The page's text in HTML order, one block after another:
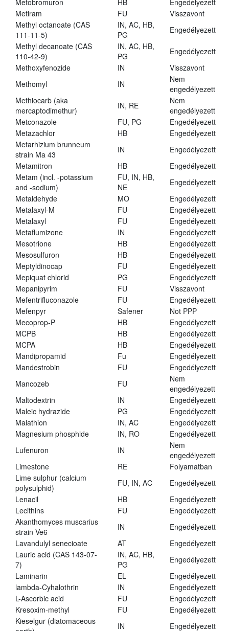
Metobromuron
HB
Engedélyezett
Metiram
FU
Visszavont
Methyl octanoate (CAS
111-11-5)
IN, AC, HB,
PG
Engedélyezett
Methyl decanoate (CAS
110-42-9)
IN, AC, HB,
PG
Engedélyezett
Methoxyfenozide
IN
Visszavont
Methomyl
IN
Nem
engedélyezett
Methiocarb (aka
mercaptodimethur)
IN, RE
Nem
engedélyezett
Metconazole
FU, PG
Engedélyezett
Metazachlor
HB
Engedélyezett
Metarhizium brunneum
strain Ma 43
IN
Engedélyezett
Metamitron
HB
Engedélyezett
Metam (incl. -potassium
and -sodium)
FU, IN, HB,
NE
Engedélyezett
Metaldehyde
MO
Engedélyezett
Metalaxyl-M
FU
Engedélyezett
Metalaxyl
FU
Engedélyezett
Metaflumizone
IN
Engedélyezett
Mesotrione
HB
Engedélyezett
Mesosulfuron
HB
Engedélyezett
Meptyldinocap
FU
Engedélyezett
Mepiquat chlorid
PG
Engedélyezett
Mepanipyrim
FU
Visszavont
Mefentrifluconazole
FU
Engedélyezett
Mefenpyr
Safener
Not PPP
Mecoprop-P
HB
Engedélyezett
MCPB
HB
Engedélyezett
MCPA
HB
Engedélyezett
Mandipropamid
Fu
Engedélyezett
Mandestrobin
FU
Engedélyezett
Mancozeb
FU
Nem
engedélyezett
Maltodextrin
IN
Engedélyezett
Maleic hydrazide
PG
Engedélyezett
Malathion
IN, AC
Engedélyezett
Magnesium phosphide
IN, RO
Engedélyezett
Lufenuron
IN
Nem
engedélyezett
Limestone
RE
Folyamatban
Lime sulphur (calcium
polysulphid)
FU, IN, AC
Engedélyezett
Lenacil
HB
Engedélyezett
Lecithins
FU
Engedélyezett
Akanthomyces muscarius
strain Ve6
IN
Engedélyezett
Lavandulyl senecioate
AT
Engedélyezett
Lauric acid (CAS 143-07-
7)
IN, AC, HB,
PG
Engedélyezett
Laminarin
EL
Engedélyezett
lambda-Cyhalothrin
IN
Engedélyezett
L-Ascorbic acid
FU
Engedélyezett
Kresoxim-methyl
FU
Engedélyezett
Kieselgur (diatomaceous
IN Engedélyezett